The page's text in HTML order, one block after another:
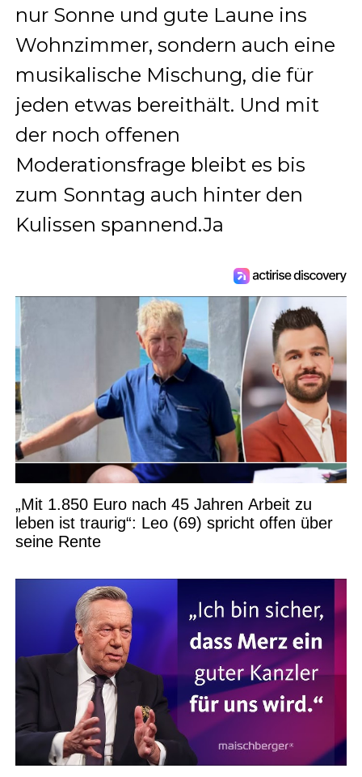
nur Sonne und gute Laune ins
Wohnzimmer, sondern auch eine
musikalische Mischung, die für
jeden etwas bereithält. Und mit
der noch offenen
Moderationsfrage bleibt es bis
zum Sonntag auch hinter den
Kulissen spannend.Ja
„Mit 1.850 Euro nach 45 Jahren Arbeit zu
leben ist traurig“: Leo (69) spricht offen über
seine Rente